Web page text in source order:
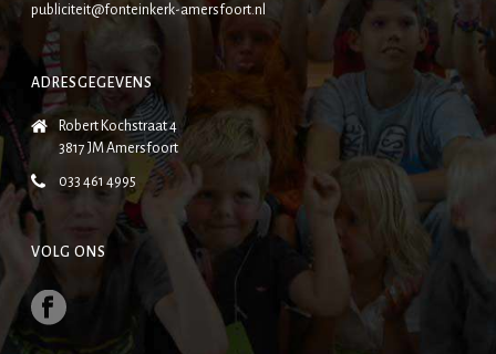
publiciteit@fonteinkerk-amersfoort.nl
ADRESGEGEVENS
Robert Kochstraat 4
3817 JM Amersfoort
033 461 4995
VOLG ONS